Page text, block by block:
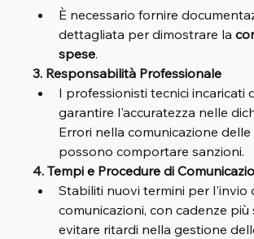
È necessario fornire
dettagliata per dimostrare la
spese.
3. Responsabilità Professionale
I professionisti tecnici incaricati
garantire l'accuratezza nelle
Errori nella comunicazione delle
possono comportare sanzioni.
4. Tempi e Procedure di
Stabiliti nuovi termini per l'invio
comunicazioni, con cadenze
evitare ritardi nella gestione